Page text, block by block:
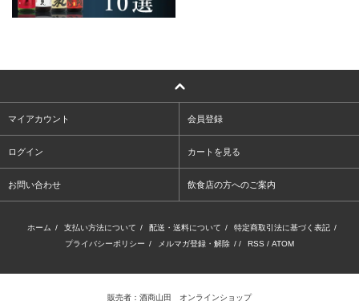
マイアカウント 会員登録
ログイン カートを見る
お問い合わせ 飲食店の方へのご案内
ホーム / 支払い方法について / 配送・送料について / 特定商取引法に基づく表記 /
プライバシーポリシー / メルマガ登録・解除 / / RSS / ATOM
販売者：酒商山田 オンラインショップ